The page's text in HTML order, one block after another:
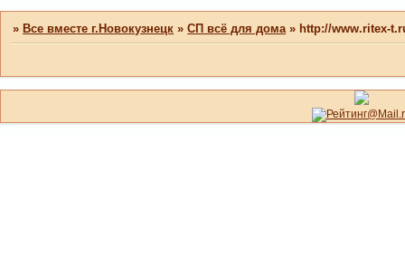
»Все вместе г.Новокузнецк »СП всё для дома » http://www.ritex-